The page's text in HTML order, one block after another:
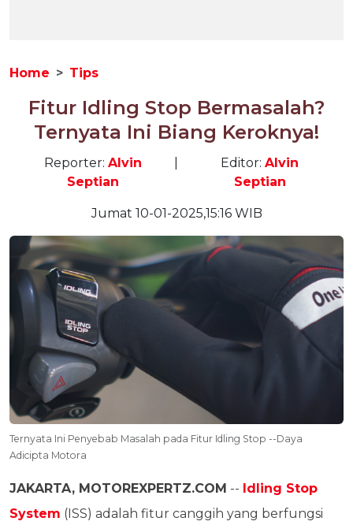
Home Tips
Fitur Idling Stop Bermasalah?
Ternyata Ini Biang Keroknya!
Reporter: Alvin
Septian
Editor:Alvin
Septian
Jumat 10-01-2025,15:16 WIB
Ternyata Ini Penyebab Masalah pada Fitur Idling Stop --Daya
Adicipta Motora
JAKARTA, MOTOREXPERTZ.COM -- Idling Stop
System (ISS) adalah fitur canggih yang berfungsi